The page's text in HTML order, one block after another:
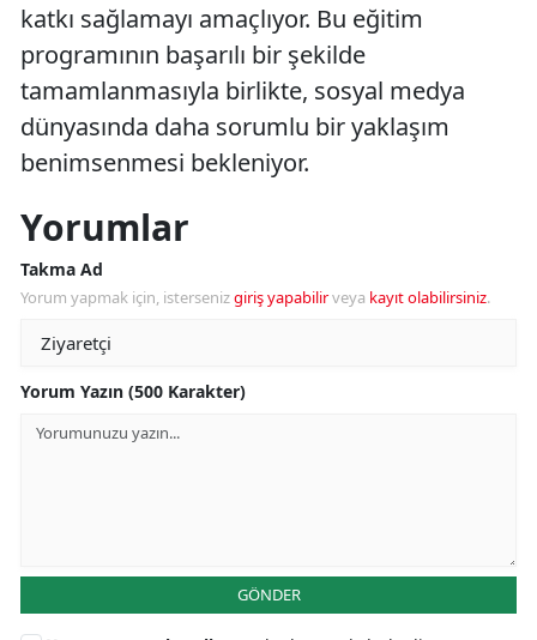
katkı sağlamayı amaçlıyor. Bu eğitim
programının başarılı bir şekilde
tamamlanmasıyla birlikte, sosyal medya
dünyasında daha sorumlu bir yaklaşım
benimsenmesi bekleniyor.
Yorumlar
Takma Ad
Yorum yapmak için, istersenizgiriş yapabilirveya kayıt olabilirsiniz.
Yorum Yazın (500 Karakter)
GÖNDER